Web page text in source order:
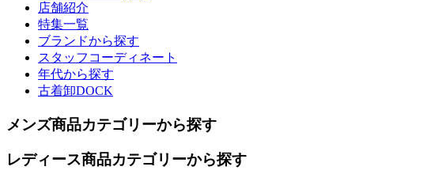
店舗紹介
特集一覧
ブランドから探す
スタッフコーディネート
年代から探す
古着卸DOCK
メンズ商品カテゴリーから探す
レディース商品カテゴリーから探す